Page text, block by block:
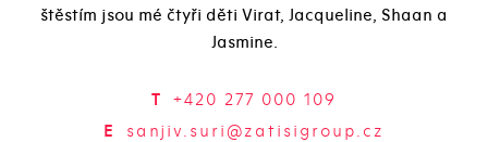
štěstím jsou mé čtyři děti Virat, Jacqueline, Shaan a
Jasmine.
+420 277 000 109
sanjiv.suri@zatisigroup.cz